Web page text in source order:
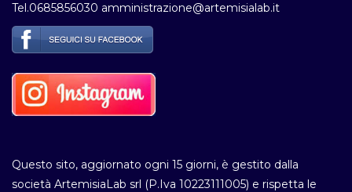
Tel.0685856030 amministrazione@artemisialab.it
Questo sito, aggiornato ogni 15 giorni, è gestito dalla
società ArtemisiaLab srl (P.Iva 10223111005) e rispetta le